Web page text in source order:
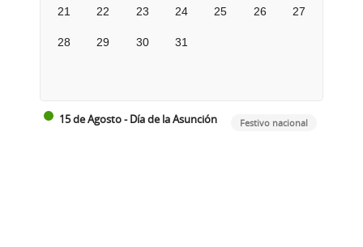
21 22 23 24 25 26 27
28 29 30 31
15 de Agosto - Día de la Asunción Festivo nacional